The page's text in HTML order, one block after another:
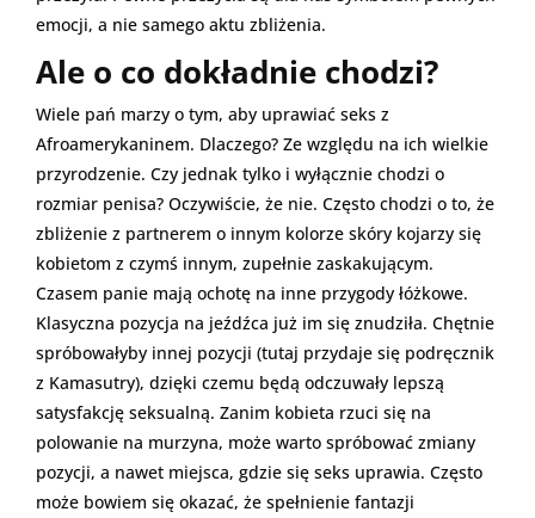
emocji, a nie samego aktu zbliżenia.
Ale o co dokładnie chodzi?
Wiele pań marzy o tym, aby uprawiać seks z
Afroamerykaninem. Dlaczego? Ze względu na ich wielkie
przyrodzenie. Czy jednak tylko i wyłącznie chodzi o
rozmiar penisa? Oczywiście, że nie. Często chodzi o to, że
zbliżenie z partnerem o innym kolorze skóry kojarzy się
kobietom z czymś innym, zupełnie zaskakującym.
Czasem panie mają ochotę na inne przygody łóżkowe.
Klasyczna pozycja na jeźdźca już im się znudziła. Chętnie
spróbowałyby innej pozycji (tutaj przydaje się podręcznik
z Kamasutry), dzięki czemu będą odczuwały lepszą
satysfakcję seksualną. Zanim kobieta rzuci się na
polowanie na murzyna, może warto spróbować zmiany
pozycji, a nawet miejsca, gdzie się seks uprawia. Często
może bowiem się okazać, że spełnienie fantazji